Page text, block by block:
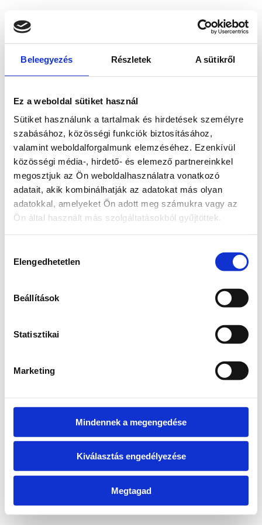
Beleegyezés Részletek A sütikről
Ez a weboldal sütiket használ
Sütiket használunk a tartalmak és hirdetések személyre
szabásához, közösségi funkciók biztosításához,
valamint weboldalforgalmunk elemzéséhez. Ezenkívül
közösségi média-, hirdető- és elemező partnereinkkel
megosztjuk az Ön weboldalhasználatra vonatkozó
adatait, akik kombinálhatják az adatokat más olyan
adatokkal, amelyeket Ön adott meg számukra vagy az
Ön által használt más szolgáltatásokból gyűjtöttek.
kiválasztása
Elengedhetetlen
Beállítások
Statisztikai
Marketing
Mindennek a megengedése
Kiválasztás engedélyezése
Megtagad
loadingwww.bicapp.hu
(see the browser console for more